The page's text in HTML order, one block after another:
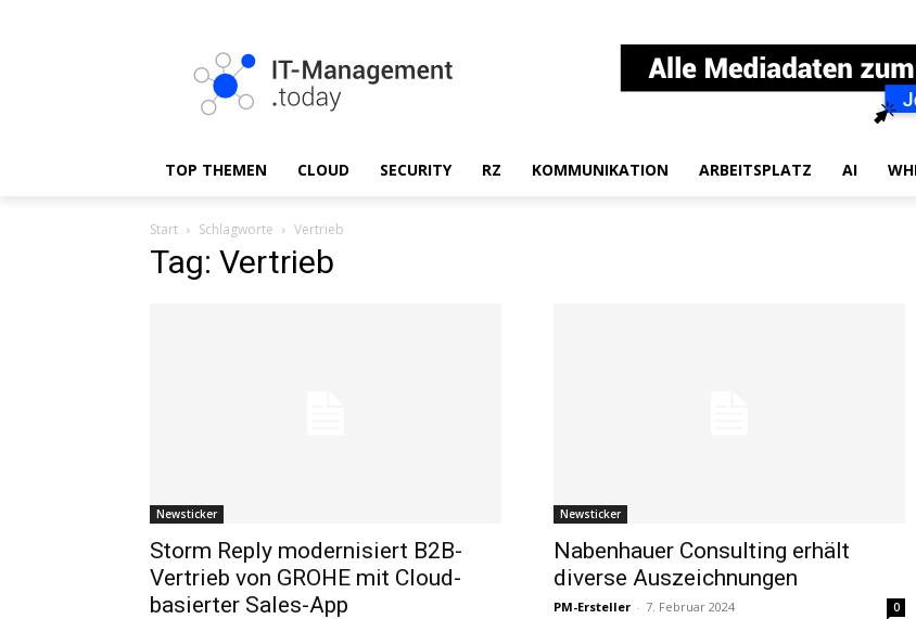
TOP THEMEN CLOUD SECURITY RZ KOMMUNIKATION ARBEITSPLATZ AI
Start Schlagworte Vertrieb
Tag: Vertrieb
Newsticker
Storm Reply modernisiert B2B-
Vertrieb von GROHE mit Cloud-
basierter Sales-App
Newsticker
Nabenhauer Consulting erhält
diverse Auszeichnungen
PM-Ersteller - 7. Februar 2024 0